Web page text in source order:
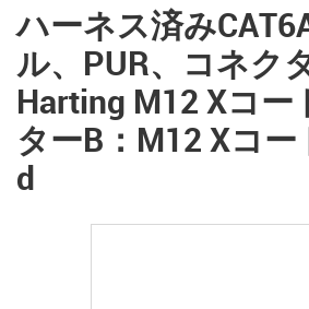
ハーネス済み
ル、PUR、コネク
Harting M12 Xコー
ターB：M12 Xコ
d